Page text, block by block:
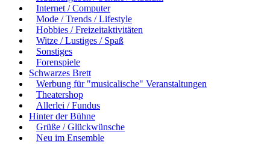
Internet / Computer
Mode / Trends / Lifestyle
Hobbies / Freizeitaktivitäten
Witze / Lustiges / Spaß
Sonstiges
Forenspiele
Schwarzes Brett
Werbung für "musicalische" Veranstaltungen
Theatershop
Allerlei / Fundus
Hinter der Bühne
Grüße / Glückwünsche
Neu im Ensemble